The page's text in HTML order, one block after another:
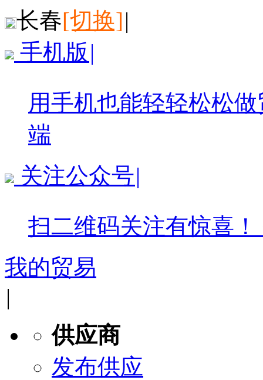
长春[切换]|
手机版 |
用手机也能轻轻松松
端
关注公众号|
扫二维码关注有惊喜！
我的贸易
|
供应商
发布供应